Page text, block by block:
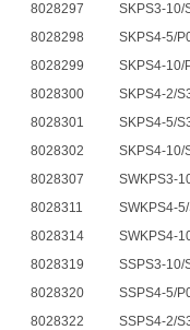
8028297
SKPS3-10/
8028298
SKPS4-5/
8028299
SKPS4-10/
8028300
SKPS4-2/
8028301
SKPS4-5/
8028302
SKPS4-10/
8028307
SWKPS3-
8028311
SWKPS4-
8028314
SWKPS4-
8028319
SSPS3-10/
8028320
SSPS4-5/
8028322 SSPS4-2/